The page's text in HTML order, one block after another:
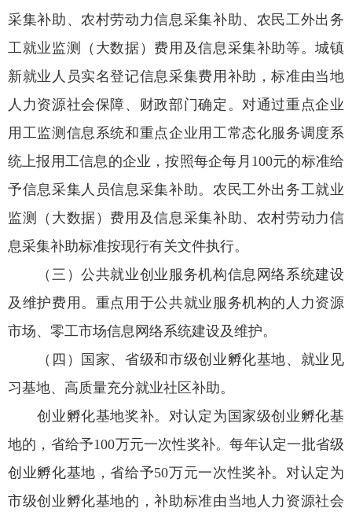
采集补助、农村劳动力信息采集补助、农民工外出务
工就业监测（大数据）费用及信息采集补助等。城镇
新就业人员实名登记信息采集费用补助，标准由当地
人力资源社会保障、财政部门确定。对通过重点企业
用工监测信息系统和重点企业用工常态化服务调度系
统上报用工信息的企业，按照每企每月100元的标准给
予信息采集人员信息采集补助。农民工外出务工就业
监测（大数据）费用及信息采集补助、农村劳动力信
息采集补助标准按现行有关文件执行。
（三）公共就业创业服务机构信息网络系统建设
及维护费用。重点用于公共就业服务机构的人力资源
市场、零工市场信息网络系统建设及维护。
（四）国家、省级和市级创业孵化基地、就业见
习基地、高质量充分就业社区补助。
创业孵化基地奖补。对认定为国家级创业孵化基
地的，省给予100万元一次性奖补。每年认定一批省级
创业孵化基地，省给予50万元一次性奖补。对认定为
市级创业孵化基地的，补助标准由当地人力资源社会